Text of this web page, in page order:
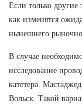
Если только
как изменятся
нынешнего
В случае
исследование
катетера.
Вольск. Такой